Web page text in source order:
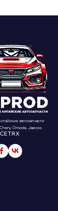
автозапчасти
Omoda, Jaecoo